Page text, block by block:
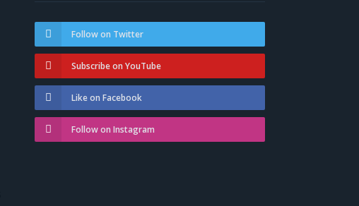
Follow on Twitter
Subscribe on YouTube
Like on Facebook
Follow on Instagram